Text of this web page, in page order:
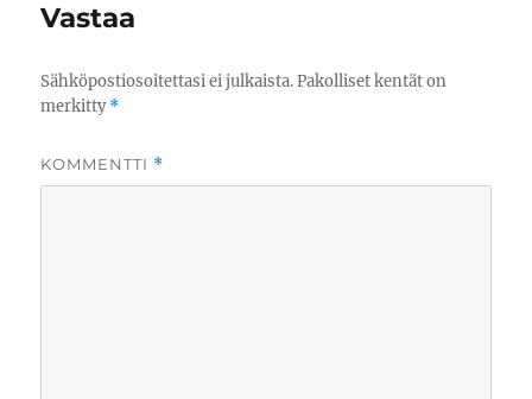
Vastaa
Sähköpostiosoitettasi ei julkaista. Pakolliset kentät on
merkitty*
KOMMENTTI *